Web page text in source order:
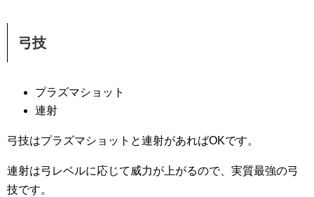
弓技
プラズマショット
連射
弓技はプラズマショットと連射があればOKです。
連射は弓レベルに応じて威力が上がるので、実質最強の弓
技です。